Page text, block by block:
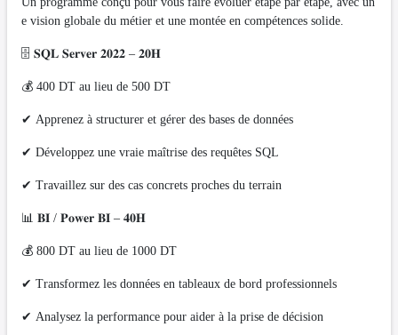
e vision globale du métier et une montée en compétences solide.
🗄️ 𝐒𝐐𝐋 𝐒𝐞𝐫𝐯𝐞𝐫 𝟐𝟎𝟐𝟐 – 𝟐𝟎𝐇
💰 400 DT au lieu de 500 DT
✔ Apprenez à structurer et gérer des bases de données
✔ Développez une vraie maîtrise des requêtes SQL
✔ Travaillez sur des cas concrets proches du terrain
📊 𝐁𝐈 / 𝐏𝐨𝐰𝐞𝐫 𝐁𝐈 – 𝟒𝟎𝐇
💰 800 DT au lieu de 1000 DT
✔ Transformez les données en tableaux de bord professionnels
✔ Analysez la performance pour aider à la prise de décision